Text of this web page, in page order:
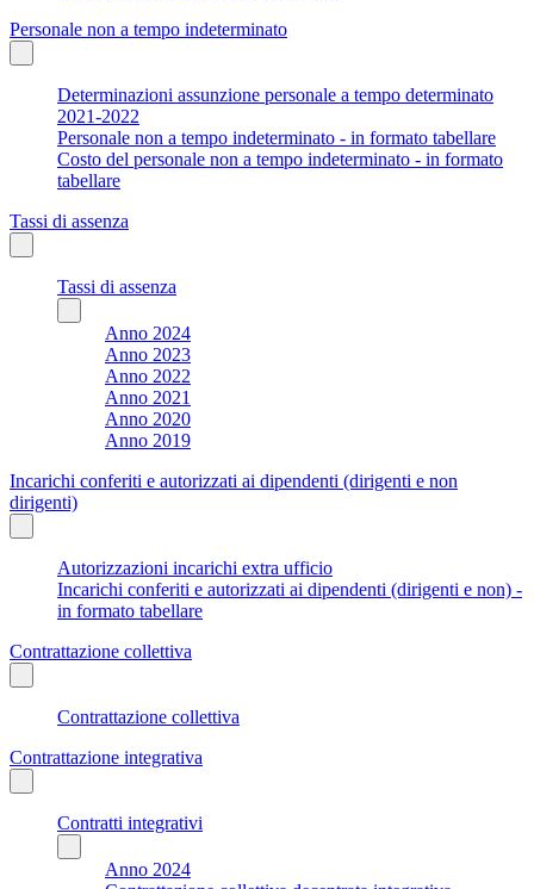
Personale non a tempo indeterminato
Determinazioni assunzione personale a tempo determinato
2021-2022
Personale non a tempo indeterminato - in formato tabellare
Costo del personale non a tempo indeterminato - in formato
tabellare
Tassi di assenza
Tassi di assenza
Anno 2024
Anno 2023
Anno 2022
Anno 2021
Anno 2020
Anno 2019
Incarichi conferiti e autorizzati ai dipendenti (dirigenti e non
dirigenti)
Autorizzazioni incarichi extra ufficio
Incarichi conferiti e autorizzati ai dipendenti (dirigenti e non) -
in formato tabellare
Contrattazione collettiva
Contrattazione collettiva
Contrattazione integrativa
Contratti integrativi
Anno 2024